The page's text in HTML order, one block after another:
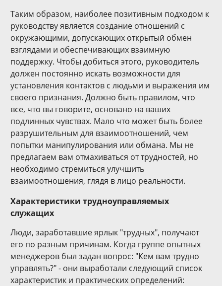
Таким образом, наиболее позитивным подходом к
руководству является создание отношений с
окружающими, допускающих открытый обмен
взглядами и обеспечивающих взаимную
поддержку. Чтобы добиться этого, руководитель
должен постоянно искать возможности для
установления контактов с людьми и выражения им
своего признания. Должно быть правилом, что
все, что вы говорите, основано на ваших
подлинных чувствах. Мало что может быть более
разрушительным для взаимоотношений, чем
попытки манипулирования или обмана. Мы не
предлагаем вам отмахиваться от трудностей, но
необходимо стремиться улучшить
взаимоотношения, глядя в лицо реальности.
Характеристики трудноуправляемых
служащих
Люди, заработавшие ярлык "трудных", получают
его по разным причинам. Когда группе опытных
менеджеров был задан вопрос: "Кем вам трудно
управлять?" - они выработали следующий список
характеристик и практических определений: